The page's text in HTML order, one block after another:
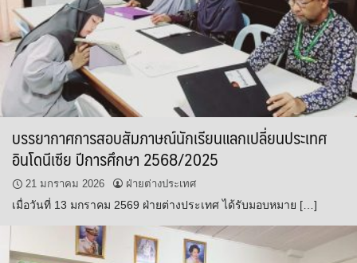
บรรยากาศการสอบสัมภาษณ์นักเรียนแลกเปลี่ยนประเทศ
อินโดนีเซีย ปีการศึกษา 2568/2025
21 มกราคม 2026 ฝ่ายต่างประเทศ
เมื่อวันที่ 13 มกราคม 2569 ฝ่ายต่างประเทศ ได้รับมอบหมาย […]